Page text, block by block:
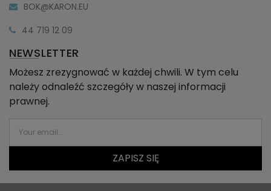
BOK@KARON.EU
44 719 12 09
NEWSLETTER
Możesz zrezygnować w każdej chwili. W tym celu
należy odnaleźć szczegóły w naszej informacji
prawnej.
ZAPISZ SIĘ